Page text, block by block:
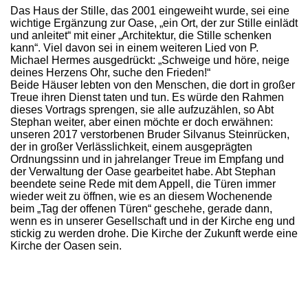
Das Haus der Stille, das 2001 eingeweiht wurde, sei eine
wichtige Ergänzung zur Oase, „ein Ort, der zur Stille einlädt
und anleitet“ mit einer „Architektur, die Stille schenken
kann“. Viel davon sei in einem weiteren Lied von P.
Michael Hermes ausgedrückt: „Schweige und höre, neige
deines Herzens Ohr, suche den Frieden!“
Beide Häuser lebten von den Menschen, die dort in großer
Treue ihren Dienst taten und tun. Es würde den Rahmen
dieses Vortrags sprengen, sie alle aufzuzählen, so Abt
Stephan weiter, aber einen möchte er doch erwähnen:
unseren 2017 verstorbenen Bruder Silvanus Steinrücken,
der in großer Verlässlichkeit, einem ausgeprägten
Ordnungssinn und in jahrelanger Treue im Empfang und
der Verwaltung der Oase gearbeitet habe. Abt Stephan
beendete seine Rede mit dem Appell, die Türen immer
wieder weit zu öffnen, wie es an diesem Wochenende
beim „Tag der offenen Türen“ geschehe, gerade dann,
wenn es in unserer Gesellschaft und in der Kirche eng und
stickig zu werden drohe. Die Kirche der Zukunft werde eine
Kirche der Oasen sein.